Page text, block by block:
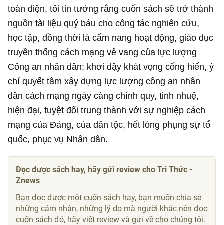
toàn diện, tôi tin tưởng rằng cuốn sách sẽ trở thành
nguồn tài liệu quý báu cho công tác nghiên cứu,
học tập, đồng thời là cẩm nang hoạt động, giáo dục
truyền thống cách mạng vẻ vang của lực lượng
Công an nhân dân; khơi dậy khát vọng cống hiến, ý
chí quyết tâm xây dựng lực lượng công an nhân
dân cách mạng ngày càng chính quy, tinh nhuệ,
hiện đại, tuyệt đối trung thành với sự nghiệp cách
mạng của Đảng, của dân tộc, hết lòng phụng sự tổ
quốc, phục vụ Nhân dân.
Đọc được sách hay, hãy gửi review cho Tri Thức -
Znews
Bạn đọc được một cuốn sách hay, bạn muốn chia sẻ
những cảm nhận, những lý do mà người khác nên đọc
cuốn sách đó, hãy viết review và gửi về cho chúng tôi.